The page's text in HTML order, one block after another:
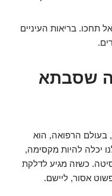
בריאות העיניים
שסבתא
בעולם הרפואה, הוא
יכלה להיות מקסימה,
כשזה מגיע לדלקת
אסור, ליישם.